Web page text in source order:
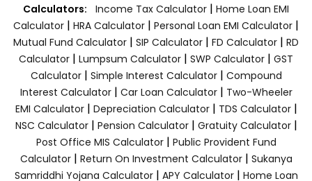
Calculators: Income Tax Calculator | Home Loan EMI
Calculator | HRA Calculator | Personal Loan EMI Calculator |
Mutual Fund Calculator | SIP Calculator | FD Calculator | RD
Calculator | Lumpsum Calculator | SWP Calculator | GST
Calculator| Simple Interest Calculator| Compound
Interest Calculator| Car Loan Calculator| Two-Wheeler
EMI Calculator| Depreciation Calculator| TDS Calculator|
NSC Calculator| Pension Calculator| Gratuity Calculator|
Post Office MIS Calculator| Public Provident Fund
Calculator| Return On Investment Calculator| Sukanya
Samriddhi Yojana Calculator| APY Calculator| Home Loan